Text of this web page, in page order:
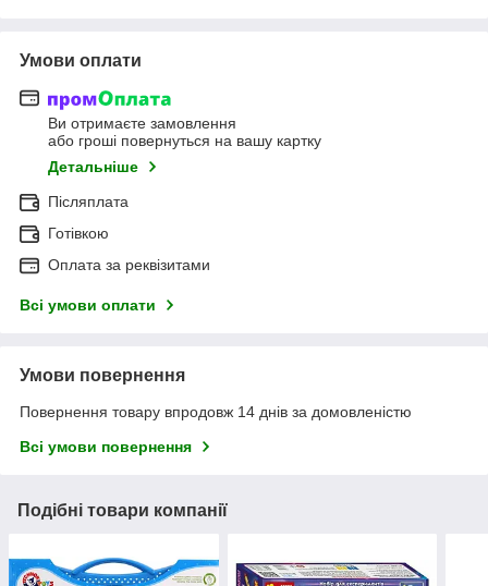
Умови оплати
Ви отримаєте замовлення
або гроші повернуться на вашу картку
Детальніше
Післяплата
Готівкою
Оплата за реквізитами
Всі умови оплати
Умови повернення
Повернення товару впродовж 14 днів за домовленістю
Всі умови повернення
Подібні товари компанії